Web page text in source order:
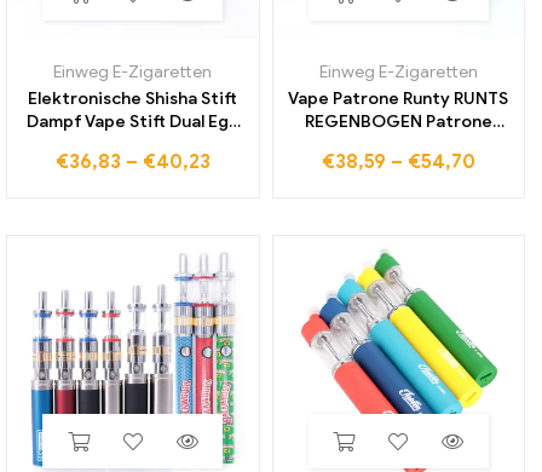
Einweg E-Zigaretten
Elektronische Shisha Stift
Dampf Vape Stift Dual Ego
elektronische Zigarette
€36,83 – €40,23
Einweg E-Zigaretten
Vape Patrone Runty RUNTS
REGENBOGEN Patrone
510 Gewinde Karren 1,0 ML
€38,59 – €54,70